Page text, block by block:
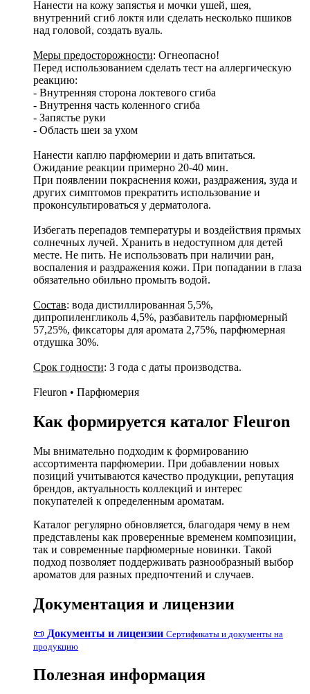
Нанести на кожу запястья и мочки ушей, шея,
внутренний сгиб локтя или сделать несколько пшиков
над головой, создать вуаль.
Меры предосторожности: Огнеопасно!
Перед использованием сделать тест на аллергическую
реакцию:
- Внутренняя сторона локтевого сгиба
- Внутрення часть коленного сгиба
- Запястье руки
- Область шеи за ухом
Нанести каплю парфюмерии и дать впитаться.
Ожидание реакции примерно 20-40 мин.
При появлении покраснения кожи, раздражения, зуда и
других симптомов прекратить использование и
проконсультироваться у дерматолога.
Избегать перепадов температуры и воздействия прямых
солнечных лучей. Хранить в недоступном для детей
месте. Не пить. Не использовать при наличии ран,
воспаления и раздражения кожи. При попадании в глаза
обязательно обильно промыть водой.
Состав: вода дистиллированная 5,5%,
дипропиленгликоль 4,5%, разбавитель парфюмерный
57,25%, фиксаторы для аромата 2,75%, парфюмерная
отдушка 30%.
Срок годности: 3 года с даты производства.
Fleuron • Парфюмерия
Как формируется каталог Fleuron
Мы внимательно подходим к формированию
ассортимента парфюмерии. При добавлении новых
позиций учитываются качество продукции, репутация
брендов, актуальность коллекций и интерес
покупателей к определенным ароматам.
Каталог регулярно обновляется, благодаря чему в нем
представлены как проверенные временем композиции,
так и современные парфюмерные новинки. Такой
подход позволяет поддерживать разнообразный выбор
ароматов для разных предпочтений и случаев.
Документация и лицензии
📜 Документы и лицензии Сертификаты и документы на
продукцию
Полезная информация